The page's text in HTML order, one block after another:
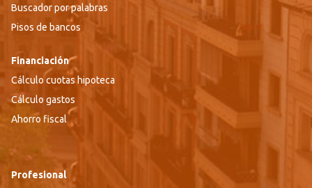
Buscador por palabras
Pisos de bancos
Financiación
Cálculo cuotas hipoteca
Cálculo gastos
Ahorro fiscal
Profesional